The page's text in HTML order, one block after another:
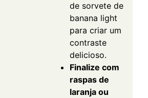
de sorvete de
banana light
para criar um
contraste
delicioso.
Finalize com
raspas de
laranja ou